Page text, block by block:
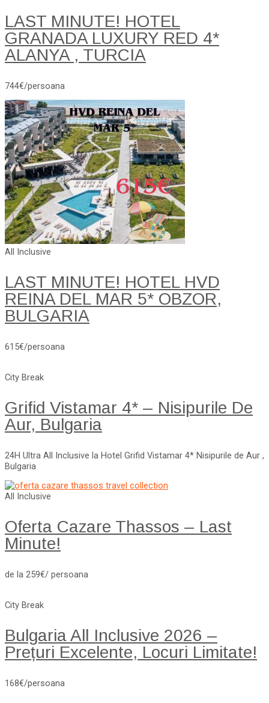
LAST MINUTE! HOTEL
GRANADA LUXURY RED 4*
ALANYA , TURCIA
744€/persoana
All Inclusive
LAST MINUTE! HOTEL HVD
REINA DEL MAR 5* OBZOR,
BULGARIA
615€/persoana
City Break
Grifid Vistamar 4* – Nisipurile De
Aur, Bulgaria
24H Ultra All Inclusive la Hotel Grifid Vistamar 4* Nisipurile de Aur ,
Bulgaria
All Inclusive
Oferta Cazare Thassos – Last
Minute!
de la 259€/ persoana
City Break
Bulgaria All Inclusive 2026 –
Prețuri Excelente, Locuri Limitate!
168€/persoana